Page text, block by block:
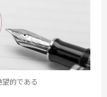
的である